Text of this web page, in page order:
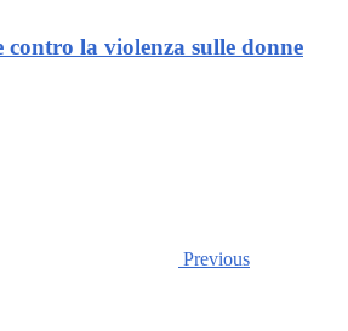
la violenza sulle donne
Previous